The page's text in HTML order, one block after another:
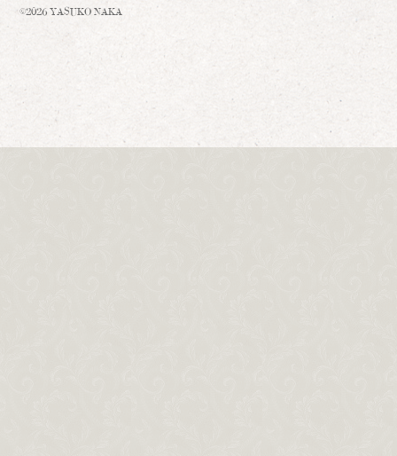
©2026 YASUKO NAKA